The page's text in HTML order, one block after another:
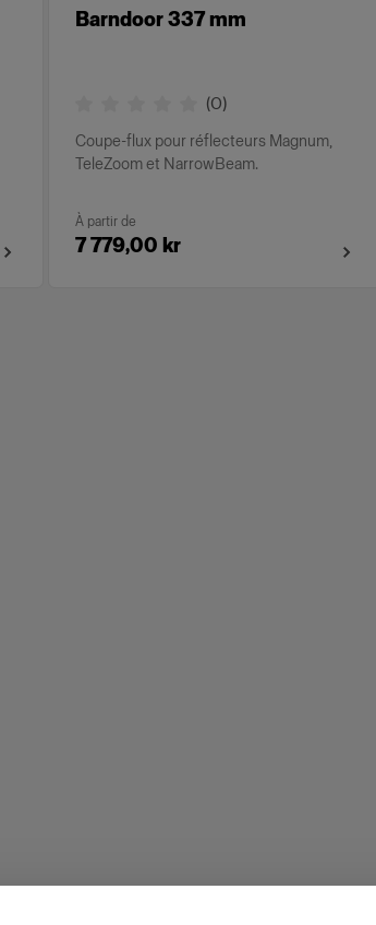
Barndoor 337 mm
(0)
Coupe-flux pour réflecteurs Magnum,
TeleZoom et NarrowBeam.
À partir de
7 779,00 kr